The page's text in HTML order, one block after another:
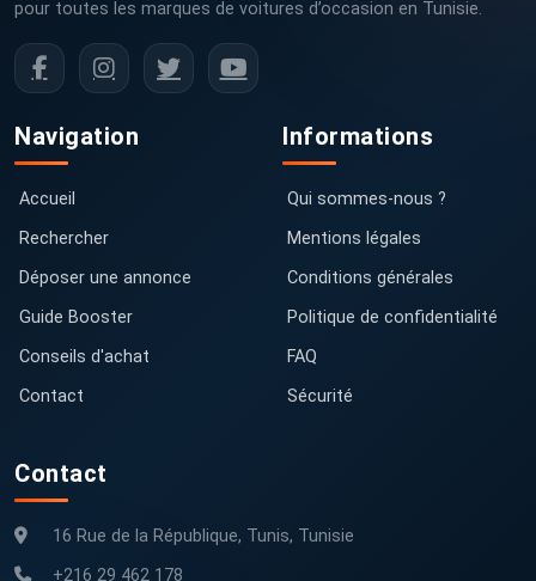
pour toutes les marques de voitures d’occasion en Tunisie.
Navigation
Accueil
Rechercher
Déposer une annonce
Guide Booster
Conseils d'achat
Contact
Informations
Qui sommes-nous ?
Mentions légales
Conditions générales
Politique de confidentialité
FAQ
Sécurité
Contact
16 Rue de la République, Tunis, Tunisie
+216 29 462 178